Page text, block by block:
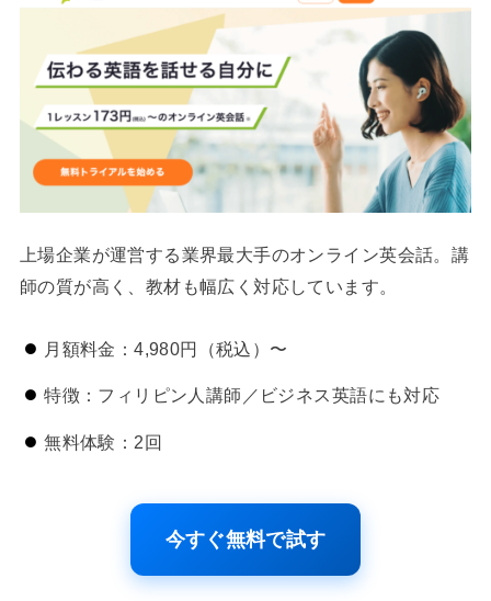
上場企業が運営する業界最大手のオンライン英会話。講
師の質が高く、教材も幅広く対応しています。
月額料金：4,980円（税込）〜
特徴：フィリピン人講師／ビジネス英語にも対応
無料体験：2回
今すぐ無料で試す